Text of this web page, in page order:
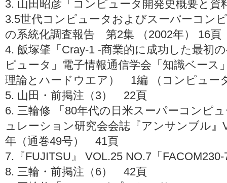
3. 山田昭彦「コンピュータ開発史概要と資
3.5世代コンピュータおよびスーパーコン
の系統化調査報告 第2集 （2002年） 16頁
4. 飯塚肇「Cray-1 -商業的に成功した最初
ピュータ」電子情報通信学会「知識ベース
理論とハードウエア） 1編 （コンピュー
5. 山田・前掲注（3） 22頁
6. 三輪修 「80年代の日米スーパーコンピ
ュレーション研究会会誌『アンサンブル』
年（通巻49号） 41頁
7.『FUJITSU』 VOL.25 NO.7「
8. 三輪・前掲注（6） 42頁